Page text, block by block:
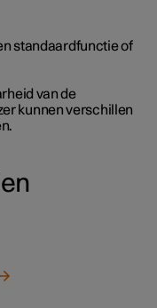
standaardfunctie of
van de
kunnen verschillen